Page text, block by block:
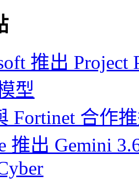
推出 Project
型
Fortinet 合作
推出 Gemini